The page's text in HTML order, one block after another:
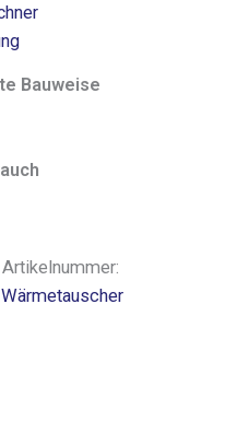
Bauweise
Artikelnummer:
Wärmetauscher